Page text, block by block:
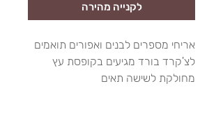
לקנייה מהירה
אריחי מספרים לבנים ואפורים תואמים
לצ'קרד בורד מגיעים בקופסת עץ
מחולקת לשישה תאים